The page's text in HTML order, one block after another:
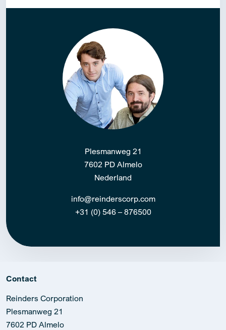
Plesmanweg 21
7602 PD Almelo
Nederland
info@reinderscorp.com
+31 (0) 546 – 876500
Contact
Reinders Corporation
Plesmanweg 21
7602 PD Almelo